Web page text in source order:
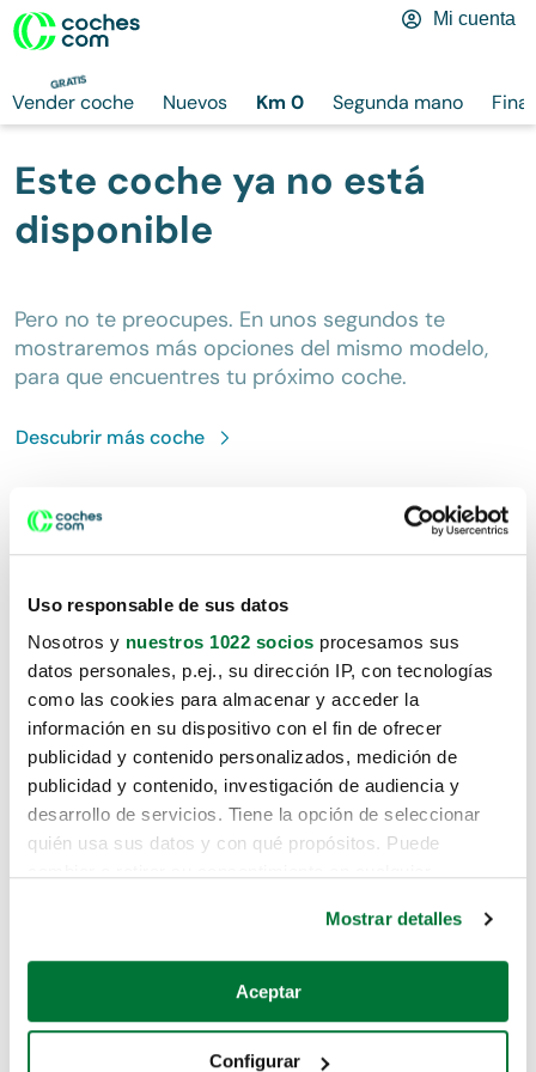
Uso responsable de sus datos
Nosotros y nuestros 1022 socios procesamos sus
datos personales, p.ej., su dirección IP, con tecnologías
como las cookies para almacenar y acceder la
información en su dispositivo con el fin de ofrecer
publicidad y contenido personalizados, medición de
publicidad y contenido, investigación de audiencia y
desarrollo de servicios. Tiene la opción de seleccionar
quién usa sus datos y con qué propósitos. Puede
Si lo permite, también quisiéramos:
Recopilar información sobre su ubicación geográfica
Mostrar detalles
Aceptar
Configurar
GRATIS
Vender coche Nuevos Km 0 Segunda mano
Mi cuenta
Este coche ya no está
disponible
Pero no te preocupes. En unos segundos te
mostraremos más opciones del mismo modelo,
para que encuentres tu próximo coche.
Descubrir máscoche